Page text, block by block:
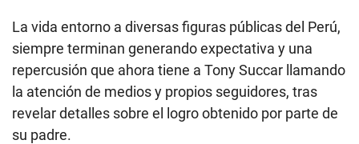
La vida entorno a diversas figuras públicas del Perú,
siempre terminan generando expectativa y una
repercusión que ahora tiene a Tony Succar llamando
la atención de medios y propios seguidores, tras
revelar detalles sobre el logro obtenido por parte de
su padre.